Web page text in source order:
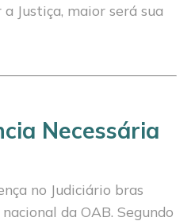
Justiça, maior será sua
Necessária
no Judiciário bras
da OAB. Segundo